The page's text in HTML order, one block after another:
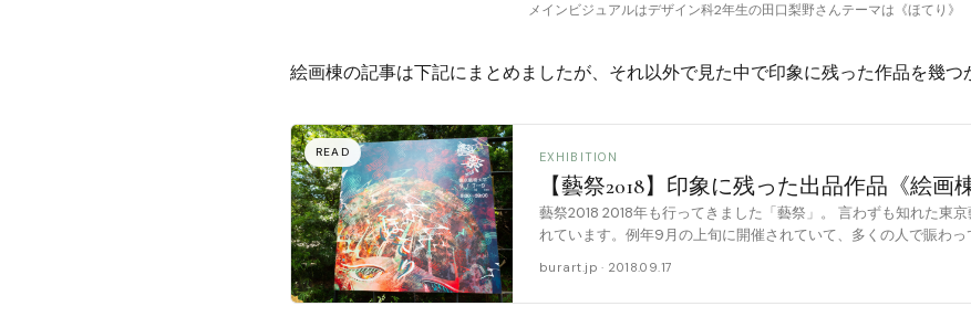
メインビジュアルはデザイン科2年生の田口梨野さんテーマは《ほてり》
絵画棟の記事は下記にまとめましたが、それ以外で見た中で印象に残った作品を幾つ
EXHIBITION
【藝祭2018】印象に残った出品作品《絵画
藝祭2018 2018年も行ってきました「藝祭」。 言わずも知れた東
れています。例年9月の上旬に開催されていて、多くの人で賑わっ
burart.jp · 2018.09.17